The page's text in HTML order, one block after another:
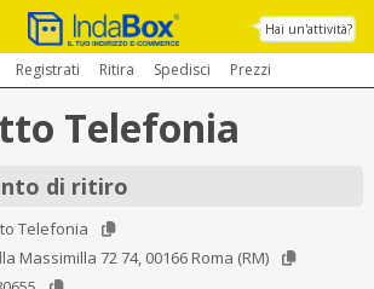
Hai un'attività?
Registrati Ritira Spedisci Prezzi
Telefonia
di ritiro
Telefonia
Massimilla 72 74, 00166 Roma (RM)